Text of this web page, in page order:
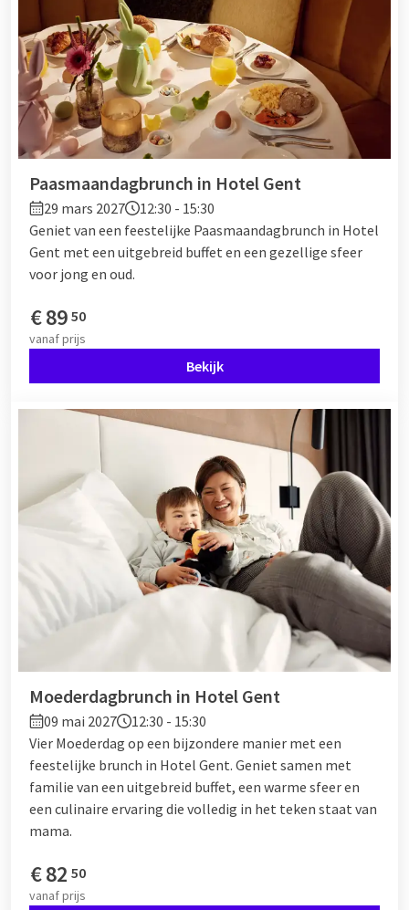
Paasmaandagbrunch in Hotel Gent
29 mars 2027
12:30 - 15:30
Geniet van een feestelijke Paasmaandagbrunch in Hotel
Gent met een uitgebreid buffet en een gezellige sfeer
voor jong en oud.
€89 50
vanafprijs
Bekijk
Moederdagbrunch in Hotel Gent
09 mai 2027
12:30 - 15:30
Vier Moederdag op een bijzondere manier met een
feestelijke brunch in Hotel Gent. Geniet samen met
familie van een uitgebreid buffet, een warme sfeer en
een culinaire ervaring die volledig in het teken staat van
mama.
€82 50
vanafprijs